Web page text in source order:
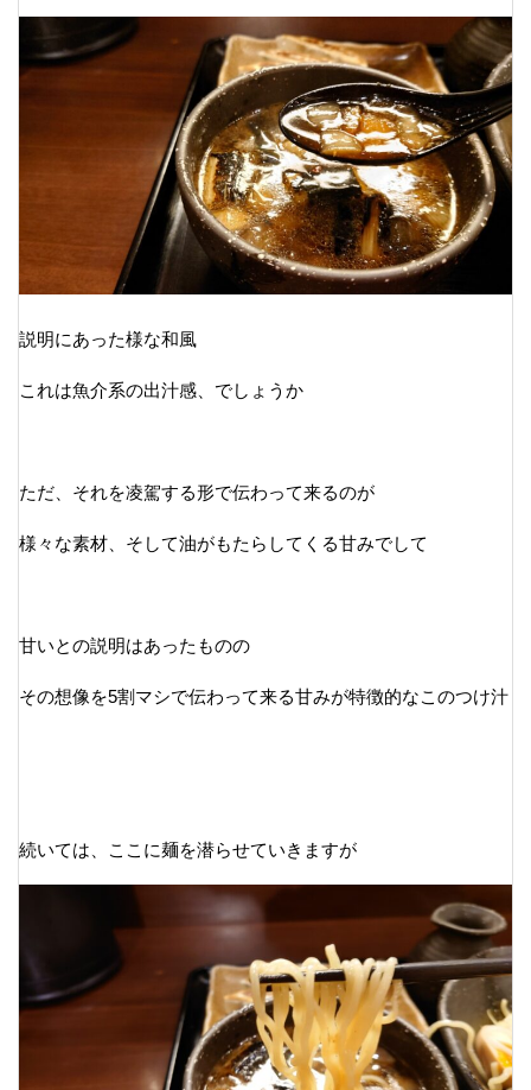
説明にあった様な和風
これは魚介系の出汁感、でしょうか
ただ、それを凌駕する形で伝わって来るのが
様々な素材、そして油がもたらしてくる甘みでして
甘いとの説明はあったものの
その想像を5割マシで伝わって来る甘みが特徴的なこのつけ汁
続いては、ここに麺を潜らせていきますが